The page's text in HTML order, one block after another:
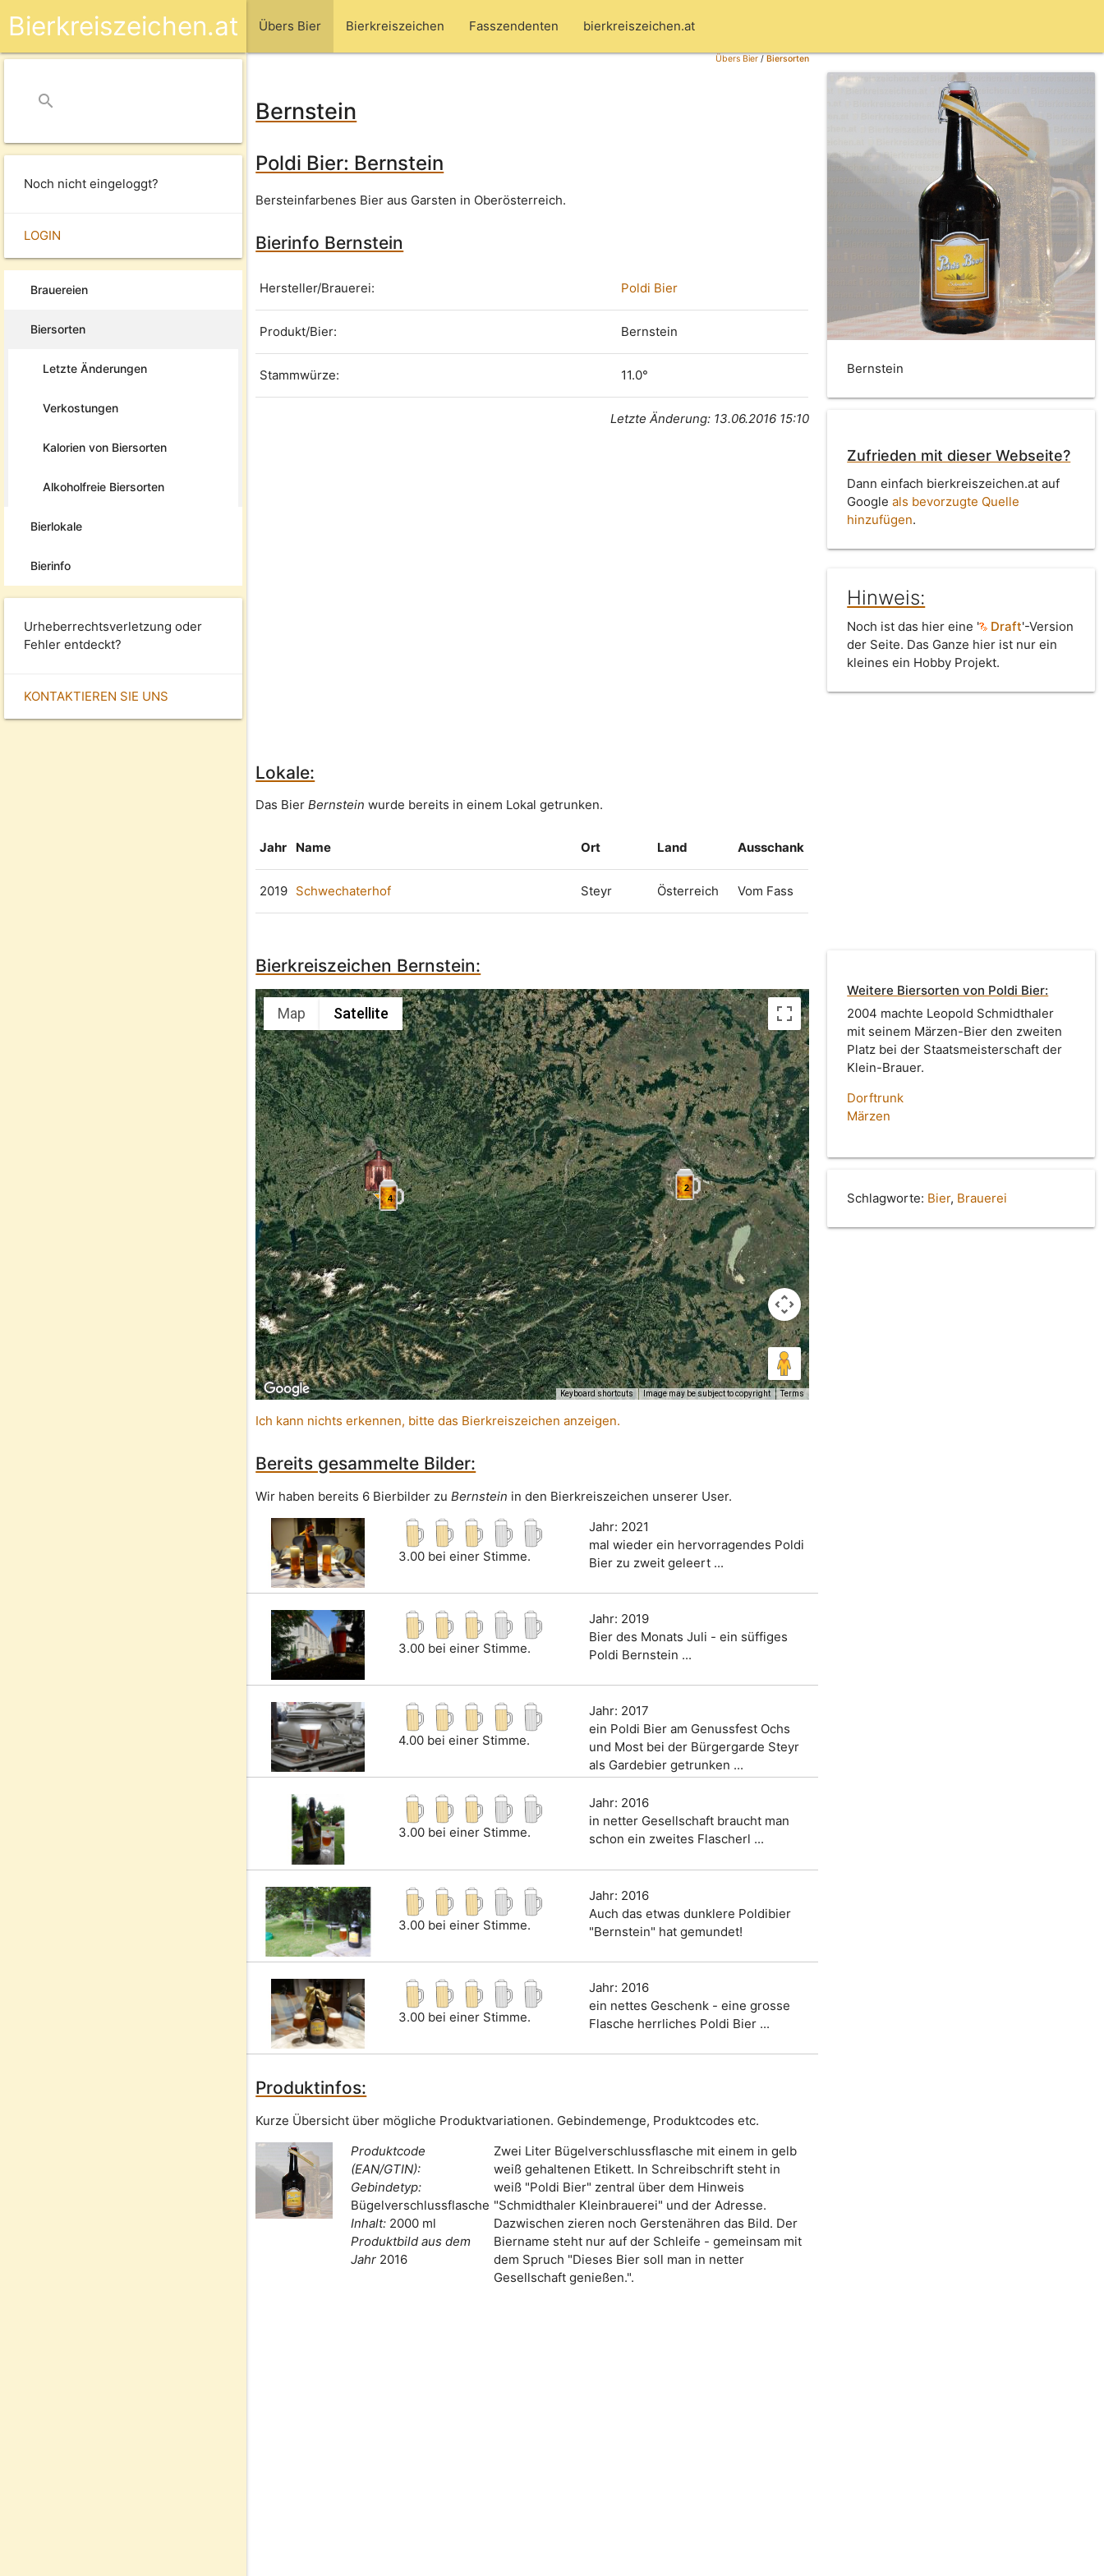
Übers Bier Bierkreiszeichen Fasszendenten bierkreiszeichen.at
Bierkreiszeichen.at
search
Noch nicht eingeloggt?
LOGIN
Brauereien
Biersorten
Letzte Änderungen
Verkostungen
Kalorien von Biersorten
Alkoholfreie Biersorten
Bierlokale
Bierinfo
Urheberrechtsverletzung oder
Fehler entdeckt?
KONTAKTIEREN SIE UNS
Übers Bier/Biersorten
Bernstein
Poldi Bier: Bernstein
Bersteinfarbenes Bier aus Garsten in Oberösterreich.
Bierinfo Bernstein
Hersteller/Brauerei: Poldi Bier
Produkt/Bier: Bernstein
Stammwürze: 11.0°
Letzte Änderung: 13.06.2016 15:10
Bernstein
Zufrieden mit dieser Webseite?
Dann einfach bierkreiszeichen.at auf
Googleals bevorzugte Quelle
hinzufügen.
Hinweis:
Noch ist das hier eine ' Draft'-Version
der Seite. Das Ganze hier ist nur ein
kleines ein Hobby Projekt.
Lokale:
Das BierBernstein wurde bereits in einem Lokal getrunken.
Jahr Name Ort Land Ausschank
2019 Schwechaterhof Steyr Österreich Vom Fass
Bierkreiszeichen Bernstein:
4
2
Map Satellite
Keyboard shortcuts Image may be subject to copyright Terms
Ich kann nichts erkennen, bitte das Bierkreiszeichen anzeigen.
Bereits gesammelte Bilder:
Wir haben bereits 6 Bierbilder zuBernstein in den Bierkreiszeichen unserer User.
3.00 bei einer Stimme.
Jahr: 2021
mal wieder ein hervorragendes Poldi
Bier zu zweit geleert ...
3.00 bei einer Stimme.
Jahr: 2019
Bier des Monats Juli - ein süffiges
Poldi Bernstein ...
4.00 bei einer Stimme.
Jahr: 2017
ein Poldi Bier am Genussfest Ochs
und Most bei der Bürgergarde Steyr
als Gardebier getrunken ...
3.00 bei einer Stimme.
Jahr: 2016
in netter Gesellschaft braucht man
schon ein zweites Flascherl ...
3.00 bei einer Stimme.
Jahr: 2016
Auch das etwas dunklere Poldibier
"Bernstein" hat gemundet!
3.00 bei einer Stimme.
Jahr: 2016
ein nettes Geschenk - eine grosse
Flasche herrliches Poldi Bier ...
Produktinfos:
Kurze Übersicht über mögliche Produktvariationen. Gebindemenge, Produktcodes etc.
Produktcode
(EAN/GTIN):
Gebindetyp:
Bügelverschlussflasche
Inhalt: 2000 ml
Produktbild aus dem
Jahr 2016
Zwei Liter Bügelverschlussflasche mit einem in gelb
weiß gehaltenen Etikett. In Schreibschrift steht in
weiß "Poldi Bier" zentral über dem Hinweis
"Schmidthaler Kleinbrauerei" und der Adresse.
Dazwischen zieren noch Gerstenähren das Bild. Der
Biername steht nur auf der Schleife - gemeinsam mit
dem Spruch "Dieses Bier soll man in netter
Gesellschaft genießen.".
Weitere Biersorten von Poldi Bier:
2004 machte Leopold Schmidthaler
mit seinem Märzen-Bier den zweiten
Platz bei der Staatsmeisterschaft der
Klein-Brauer.
Dorftrunk
Märzen
Schlagworte: Bier, Brauerei